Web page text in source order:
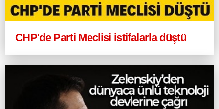
CHP'de Parti Meclisi istifalarla düştü